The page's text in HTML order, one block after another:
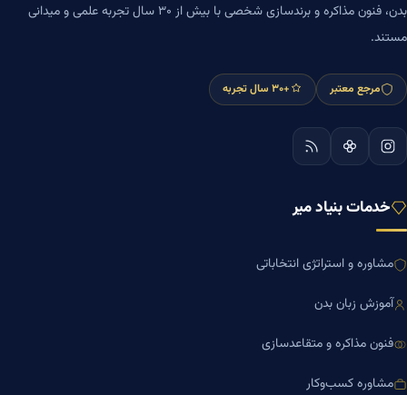
بدن، فنون مذاکره و برندسازی شخصی با بیش از ۳۰ سال تجربه علمی و میدانی
مستند.
مرجع معتبر +۳۰ سال تجربه
خدمات بنیاد میر
مشاوره و استراتژی انتخاباتی
آموزش زبان بدن
فنون مذاکره و متقاعدسازی
مشاوره کسب‌وکار